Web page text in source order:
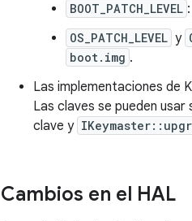
BOOT_PATCH_LEVEL :
OS_PATCH_LEVEL y
boot.img .
Las implementaciones de
Las claves se pueden
clave y
Cambios en el HAL